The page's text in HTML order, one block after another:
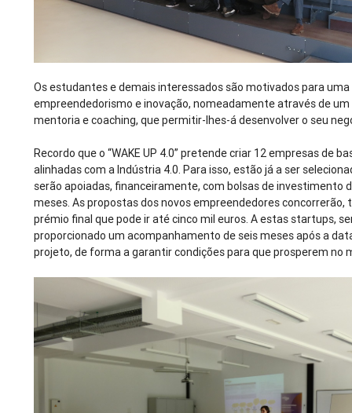
Os estudantes e demais interessados são motivados para
empreendedorismo e inovação, nomeadamente através de
mentoria e coaching, que permitir-lhes-á desenvolver o seu
Recordo que o “WAKE UP 4.0” pretende criar 12 empresas de
alinhadas com a Indústria 4.0. Para isso, estão já a ser
serão apoiadas, financeiramente, com bolsas de investimento
meses. As propostas dos novos empreendedores concorrerão,
prémio final que pode ir até cinco mil euros. A estas startups,
proporcionado um acompanhamento de seis meses após a
projeto, de forma a garantir condições para que prosperem no